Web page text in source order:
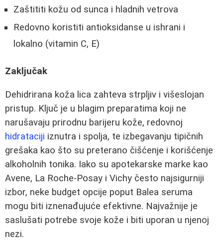
Zaštititi kožu od sunca i hladnih vetrova
Redovno koristiti antioksidanse u ishrani i
lokalno (vitamin C, E)
Zaključak
Dehidrirana koža lica zahteva strpljiv i višeslojan
pristup. Ključ je u blagim preparatima koji ne
narušavaju prirodnu barijeru kože, redovnoj
hidrataciji iznutra i spolja, te izbegavanju tipičnih
grešaka kao što su preterano čišćenje i korišćenje
alkoholnih tonika. Iako su apotekarske marke kao
Avene, La Roche-Posay i Vichy često najsigurniji
izbor, neke budget opcije poput Balea seruma
mogu biti iznenađujuće efektivne. Najvažnije je
saslušati potrebe svoje kože i biti uporan u njenoj
nezi.